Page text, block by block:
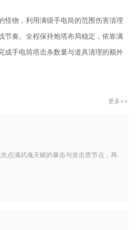
怪物，利用满级手电筒的范围伤害清理
节奏。全程保持炮塔布局稳定，依靠满
成手电筒塔击杀数量与道具清理的额外
更多>>
点满武魂天赋的暴击与攻击类节点，再补魂环